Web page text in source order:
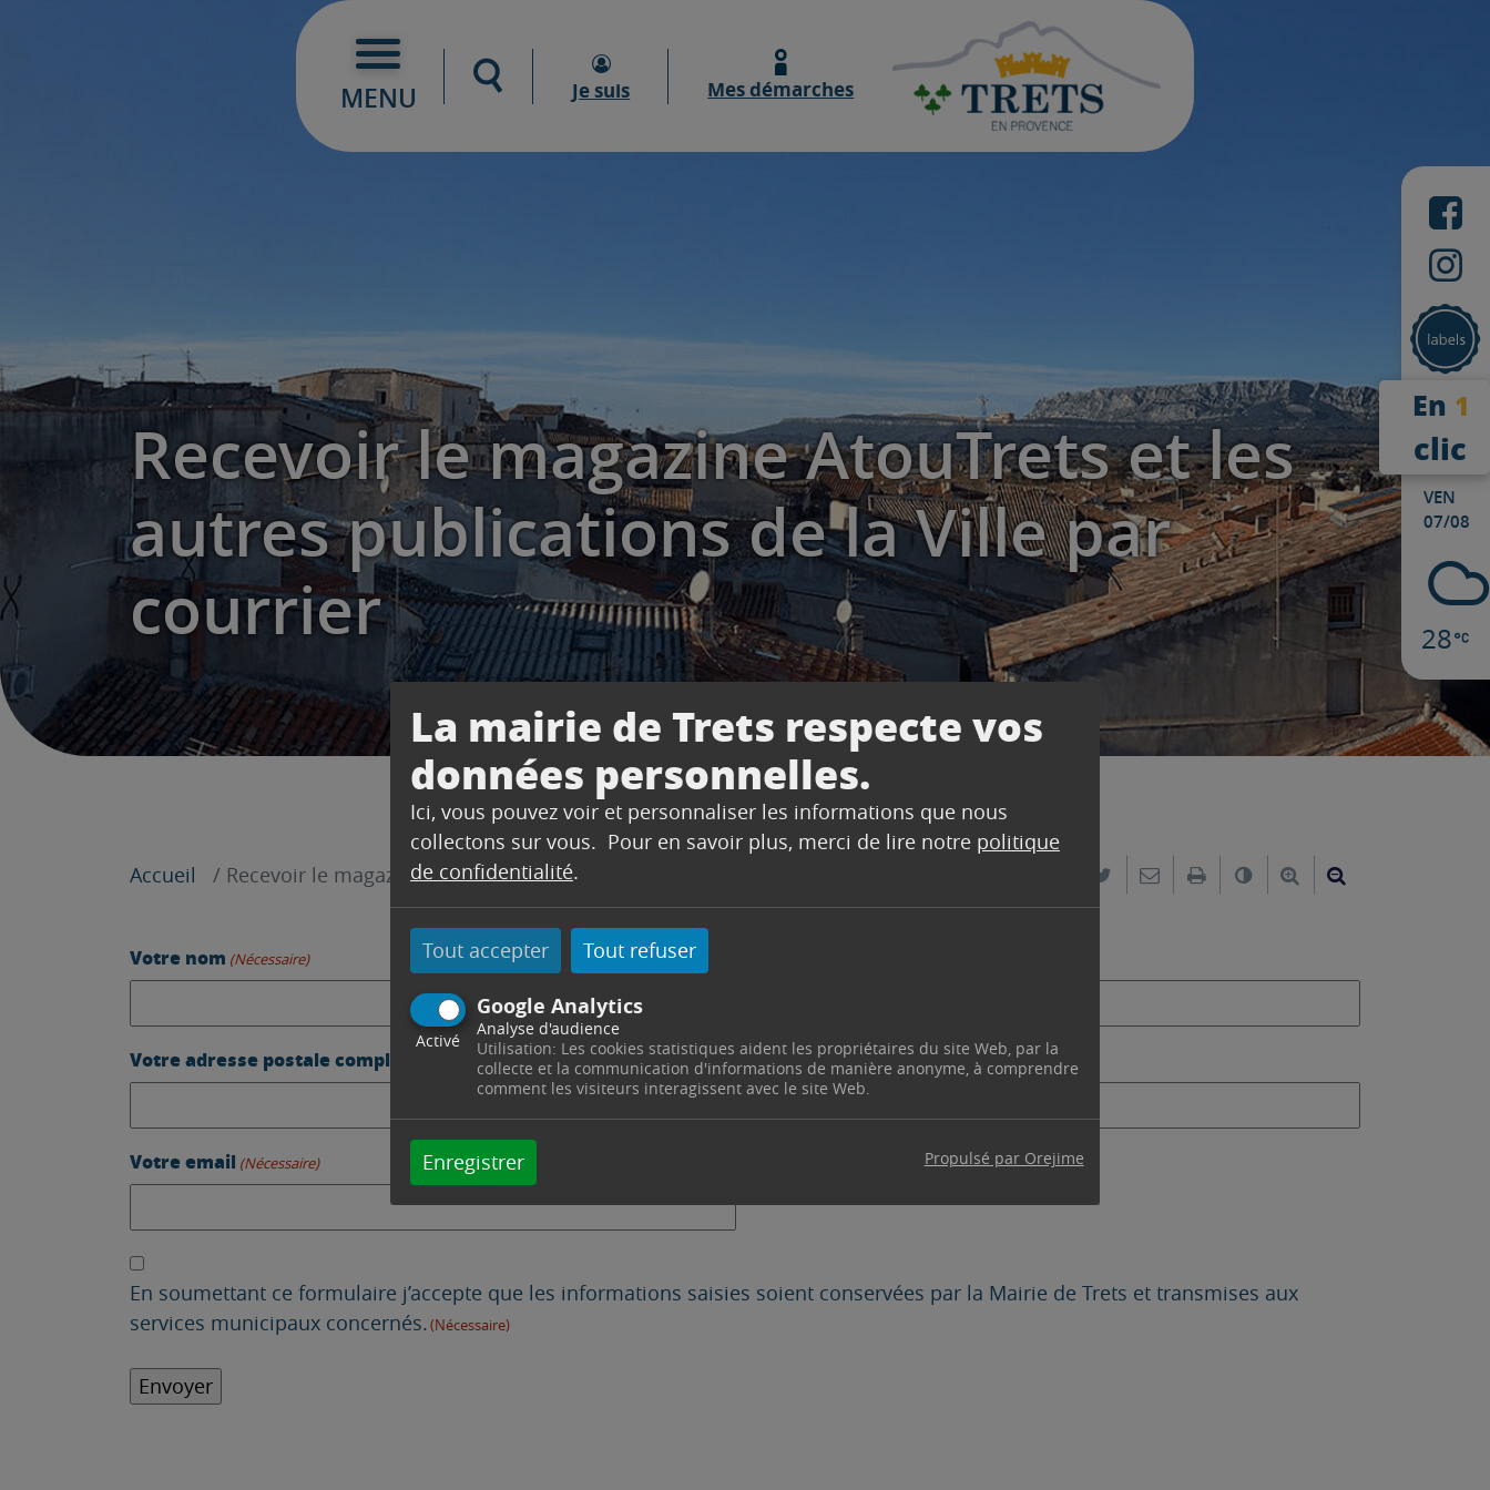
La mairie de Trets respecte vos
données personnelles.
Ici, vous pouvez voir et personnaliser les informations que nous
collectons sur vous. Pour en savoir plus, merci de lire notre politique
de confidentialité.
Tout accepter Tout refuser
Google Analytics
Activé
Analyse d'audience
Utilisation: Les cookies statistiques aident les propriétaires du site Web, par la
collecte et la communication d'informations de manière anonyme, à comprendre
comment les visiteurs interagissent avec le site Web.
Enregistrer Propulsé par Orejime
MENU
Moteur de recherche
Je suis Mes démarches
En 1
clic
VEN
07/08
28
Recevoir le magazine AtouTrets et les
autres publications de la Ville par
courrier
Accueil Recevoir le magazine AtouTrets et les autres publications de la Ville par courrier Partager sur Facebook
Partager sur Twitter
Envoyer par e-mail
ImprimerChanger le contraste
Agrandir le texte
Votre nom (Nécessaire)
Votre adresse postale complète (Nécessaire)
Votre email (Nécessaire)
J'accepte
(Nécessaire)
En soumettant ce formulaire j’accepte que les informations saisies soient conservées par la Mairie de Trets et transmises aux
services municipaux concernés.(Nécessaire)